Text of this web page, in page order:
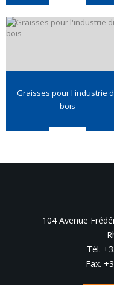
Graisses pour l'industrie
bois
104 Avenue
Tél.
Fax.